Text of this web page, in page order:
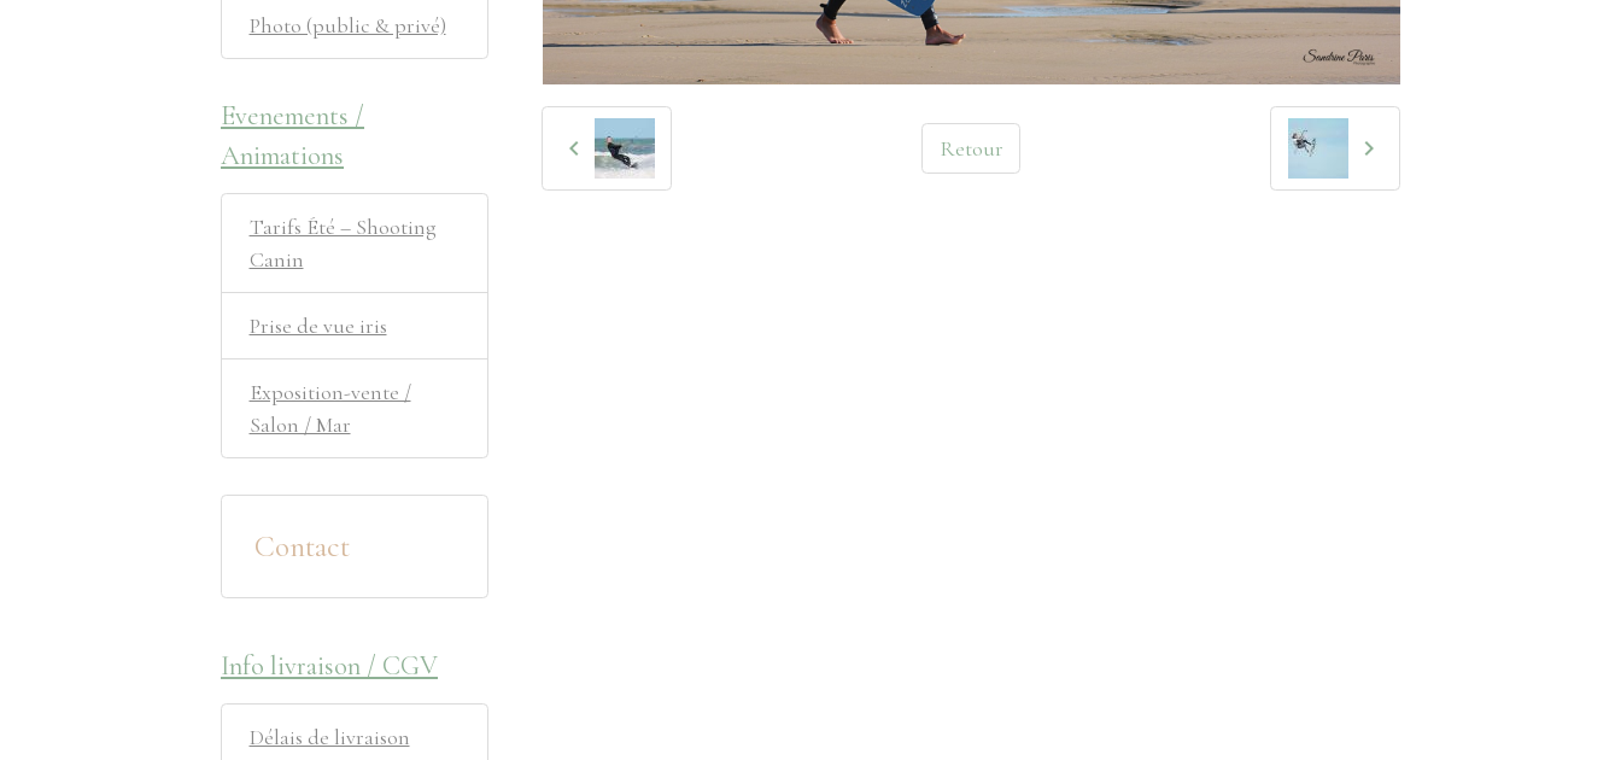
Retour
Photo (public & privé)
Evenements /
Animations
Tarifs Été – Shooting
Canin
Prise de vue iris
Exposition-vente /
Salon / Mar
Contact
Info livraison / CGV
Délais de livraison